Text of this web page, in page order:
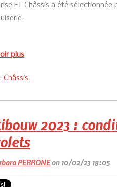
FT Châssis a été
plus
Châssis
2023 :
PERRONEon 10/02/23 18:05